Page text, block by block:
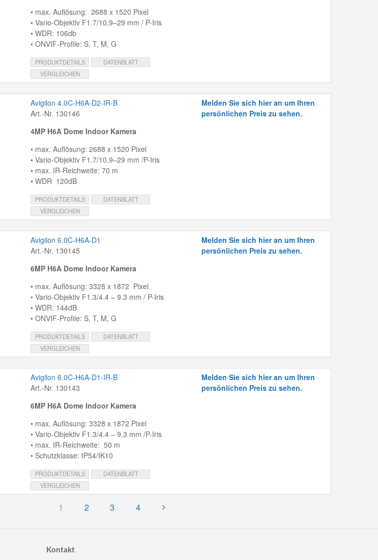
• max. Auflösung: 2688 x 1520 Pixel
• Vario-Objektiv F1.7/10,9–29 mm / P-Iris
• WDR: 106db
• ONVIF-Profile: S, T, M, G
PRODUKTDETAILS
DATENBLATT
VERGLEICHEN
Avigilon 4.0C-H6A-D2-IR-B
Art.-Nr. 130146
4MP H6A Dome Indoor Kamera
• max. Auflösung: 2688 x 1520 Pixel
• Vario-Objektiv F1.7/10,9–29 mm /P-Iris
• max. IR-Reichweite: 70 m
• WDR 120dB
PRODUKTDETAILS
DATENBLATT
VERGLEICHEN
Melden Sie sich hier an um Ihren
persönlichen Preis zu sehen.
Avigilon 6.0C-H6A-D1
Art.-Nr. 130145
6MP H6A Dome Indoor Kamera
• max. Auflösung: 3328 x 1872 Pixel
• Vario-Objektiv F1.3/4.4 – 9.3 mm / P-Iris
• WDR: 144dB
• ONVIF-Profile: S, T, M, G
PRODUKTDETAILS
DATENBLATT
VERGLEICHEN
Melden Sie sich hier an um Ihren
persönlichen Preis zu sehen.
Avigilon 6.0C-H6A-D1-IR-B
Art.-Nr. 130143
6MP H6A Dome Indoor Kamera
• max. Auflösung: 3328 x 1872 Pixel
• Vario-Objektiv F1.3/4.4 – 9.3 mm /P-Iris
• max. IR-Reichweite: 50 m
• Schutzklasse: IP54/IK10
PRODUKTDETAILS
DATENBLATT
VERGLEICHEN
Melden Sie sich hier an um Ihren
persönlichen Preis zu sehen.
1 2 3 4
Kontakt